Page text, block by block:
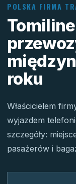
POLSKA FIRMA
roku
Właścicielem
wyjazdem
szczegóły:
pasażerów i